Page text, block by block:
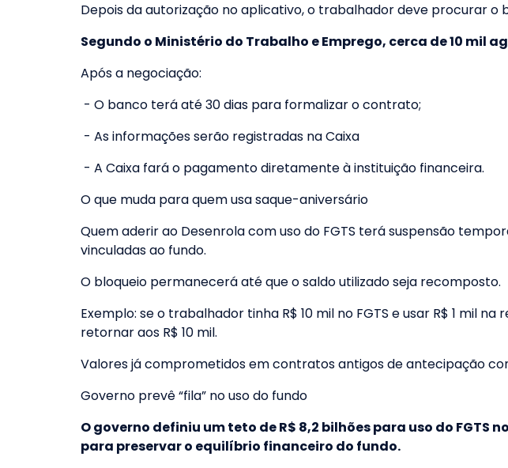
Depois da autorização no aplicativo, o trabalhador deve procurar
Segundo o Ministério do Trabalho e Emprego, cerca de 10 mil
Após a negociação:
- O banco terá até 30 dias para formalizar o contrato;
- As informações serão registradas na Caixa
- A Caixa fará o pagamento diretamente à instituição financeira.
O que muda para quem usa saque-aniversário
Quem aderir ao Desenrola com uso do FGTS terá suspensão
vinculadas ao fundo.
O bloqueio permanecerá até que o saldo utilizado seja recomposto.
Exemplo: se o trabalhador tinha R$ 10 mil no FGTS e usar R$ 1 mil
retornar aos R$ 10 mil.
Valores já comprometidos em contratos antigos de antecipação
Governo prevê “fila” no uso do fundo
O governo definiu um teto de R$ 8,2 bilhões para uso do FGTS
para preservar o equilíbrio financeiro do fundo.